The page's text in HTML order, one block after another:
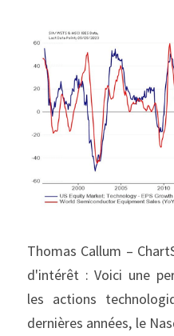
Thomas Callum –
d'intérêt : Voici une
les actions
dernières années, le